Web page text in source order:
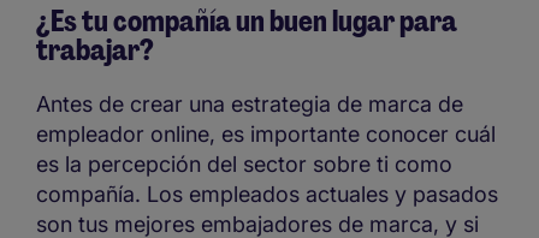
¿Es tu compañía un buen lugar para
trabajar?
Antes de crear una estrategia de marca de
empleador online, es importante conocer cuál
es la percepción del sector sobre ti como
compañía. Los empleados actuales y pasados
son tus mejores embajadores de marca, y si